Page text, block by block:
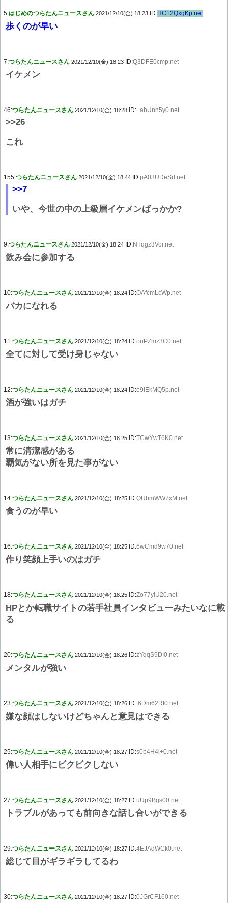
5:はじめのつらたんニュースさん 2021/12/10(金) 18:23 ID:HC12QxgKp.net
歩くのが早い
7:つらたんニュースさん 2021/12/10(金) 18:23 ID:Q3DFE0cmp.net
イケメン
46:つらたんニュースさん 2021/12/10(金) 18:28 ID:+abUnh5y0.net
>>26
これ
155:つらたんニュースさん 2021/12/10(金) 18:44 ID:pA03UDeSd.net
>>7
いや、今世の中の上級層イケメンばっかか?
9:つらたんニュースさん 2021/12/10(金) 18:24 ID:NTqgz3Vor.net
飲み会に参加する
10:つらたんニュースさん 2021/12/10(金) 18:24 ID:OAfcmLcWp.net
バカになれる
11:つらたんニュースさん 2021/12/10(金) 18:24 ID:ouPZmz3C0.net
全てに対して受け身じゃない
12:つらたんニュースさん 2021/12/10(金) 18:24 ID:e9iEkMQ5p.net
酒が強いはガチ
13:つらたんニュースさん 2021/12/10(金) 18:25 ID:TCwYwT6K0.net
常に清潔感がある
覇気がない所を見た事がない
14:つらたんニュースさん 2021/12/10(金) 18:25 ID:QUbmWW7xM.net
食うのが早い
16:つらたんニュースさん 2021/12/10(金) 18:25 ID:6wCmd9w70.net
作り笑顔上手いのはガチ
18:つらたんニュースさん 2021/12/10(金) 18:25 ID:Zo77yiU20.net
HPとか転職サイトの若手社員インタビューみたいなに載
る
20:つらたんニュースさん 2021/12/10(金) 18:26 ID:zYqqS9DI0.net
メンタルが強い
23:つらたんニュースさん 2021/12/10(金) 18:26 ID:t6Dm62Rf0.net
嫌な顔はしないけどちゃんと意見はできる
25:つらたんニュースさん 2021/12/10(金) 18:27 ID:s0b4H4i+0.net
偉い人相手にビクビクしない
27:つらたんニュースさん 2021/12/10(金) 18:27 ID:uUp9Bgs00.net
トラブルがあっても前向きな話し合いができる
29:つらたんニュースさん 2021/12/10(金) 18:27 ID:4EJAdWCk0.net
総じて目がギラギラしてるわ
30:つらたんニュースさん 2021/12/10(金) 18:27 ID:0JGrCF160.net